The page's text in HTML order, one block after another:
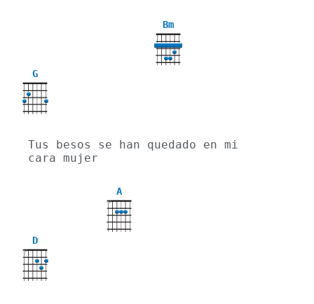
Bm
G
Tus besos se han quedado en mi
cara mujer
A
X
D
X